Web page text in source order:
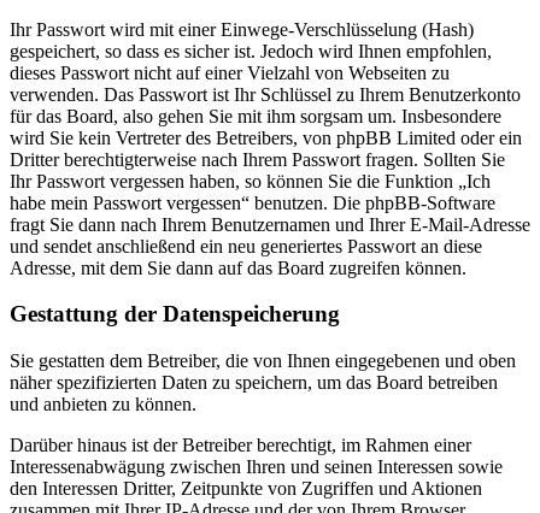
Ihr Passwort wird mit einer Einwege-Verschlüsselung (Hash)
gespeichert, so dass es sicher ist. Jedoch wird Ihnen empfohlen,
dieses Passwort nicht auf einer Vielzahl von Webseiten zu
verwenden. Das Passwort ist Ihr Schlüssel zu Ihrem Benutzerkonto
für das Board, also gehen Sie mit ihm sorgsam um. Insbesondere
wird Sie kein Vertreter des Betreibers, von phpBB Limited oder ein
Dritter berechtigterweise nach Ihrem Passwort fragen. Sollten Sie
Ihr Passwort vergessen haben, so können Sie die Funktion „Ich
habe mein Passwort vergessen“ benutzen. Die phpBB-Software
fragt Sie dann nach Ihrem Benutzernamen und Ihrer E-Mail-Adresse
und sendet anschließend ein neu generiertes Passwort an diese
Adresse, mit dem Sie dann auf das Board zugreifen können.
Gestattung der Datenspeicherung
Sie gestatten dem Betreiber, die von Ihnen eingegebenen und oben
näher spezifizierten Daten zu speichern, um das Board betreiben
und anbieten zu können.
Darüber hinaus ist der Betreiber berechtigt, im Rahmen einer
Interessenabwägung zwischen Ihren und seinen Interessen sowie
den Interessen Dritter, Zeitpunkte von Zugriffen und Aktionen